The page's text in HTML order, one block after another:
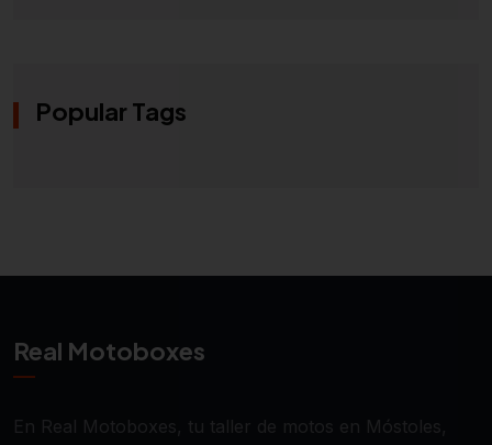
Popular Tags
Real Motoboxes
En Real Motoboxes, tu taller de motos en Móstoles,